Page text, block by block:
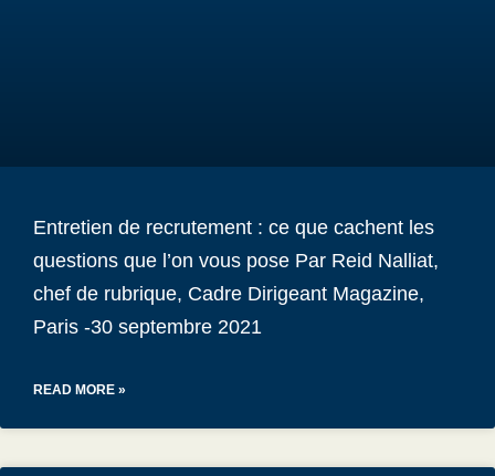
Entretien de recrutement : ce que cachent les
questions que l’on vous pose Par Reid Nalliat,
chef de rubrique, Cadre Dirigeant Magazine,
Paris -30 septembre 2021
READ MORE »